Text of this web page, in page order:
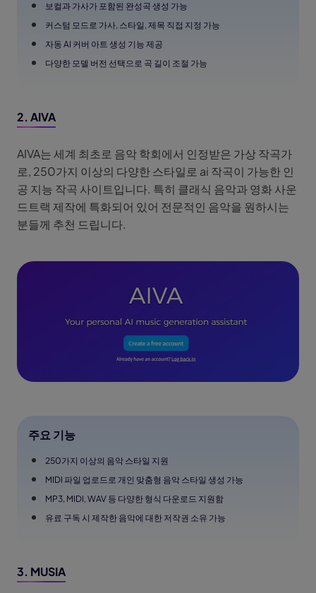
보컬과 가사가 포함된 완성곡 생성 가능
커스텀 모드로 가사, 스타일, 제목 직접 지정 가능
자동 AI 커버 아트 생성 기능 제공
다양한 모델 버전 선택으로 곡 길이 조절 가능
2. AIVA
AIVA는 세계 최초로 음악 학회에서 인정받은 가상 작곡가
로, 250가지 이상의 다양한 스타일로 ai 작곡이 가능한 인
공 지능 작곡 사이트입니다. 특히 클래식 음악과 영화 사운
드트랙 제작에 특화되어 있어 전문적인 음악을 원하시는
분들께 추천 드립니다.
주요 기능
250가지 이상의 음악 스타일 지원
MIDI 파일 업로드로 개인 맞춤형 음악 스타일 생성 가능
MP3, MIDI, WAV 등 다양한 형식 다운로드 지원함
유료 구독 시 제작한 음악에 대한 저작권 소유 가능
3. MUSIA